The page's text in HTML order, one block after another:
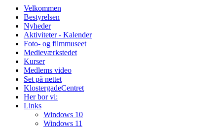
Velkommen
Bestyrelsen
Nyheder
Aktiviteter - Kalender
Foto- og filmmuseet
Medieværkstedet
Kurser
Medlems video
Set på nettet
KlostergadeCentret
Her bor vi:
Links
Windows 10
Windows 11